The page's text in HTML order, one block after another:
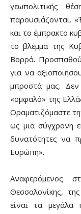
γεωπολιτικής
παρουσιάζονται.
και το έμπρακτο
το βλέμμα της
Βορρά.
για να
μπροστά μας.
«ομφαλό» της
Οραματιζόμαστε
ως μια σύγχρονη
δυνατότητες να
Ευρώπη».
Αναφερόμενος
Θεσσαλονίκης,
είναι τα μεγάλα